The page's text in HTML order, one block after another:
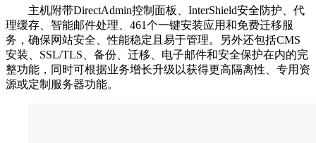
主机附带DirectAdmin控制面板、InterShield安全防护、代
理缓存、智能邮件处理、461个一键安装应用和免费迁移服
务，确保网站安全、性能稳定且易于管理。另外还包括CMS
安装、SSL/TLS、备份、迁移、电子邮件和安全保护在内的完
整功能，同时可根据业务增长升级以获得更高隔离性、专用资
源或定制服务器功能。